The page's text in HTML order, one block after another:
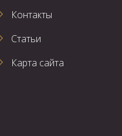
Контакты
Статьи
Карта сайта